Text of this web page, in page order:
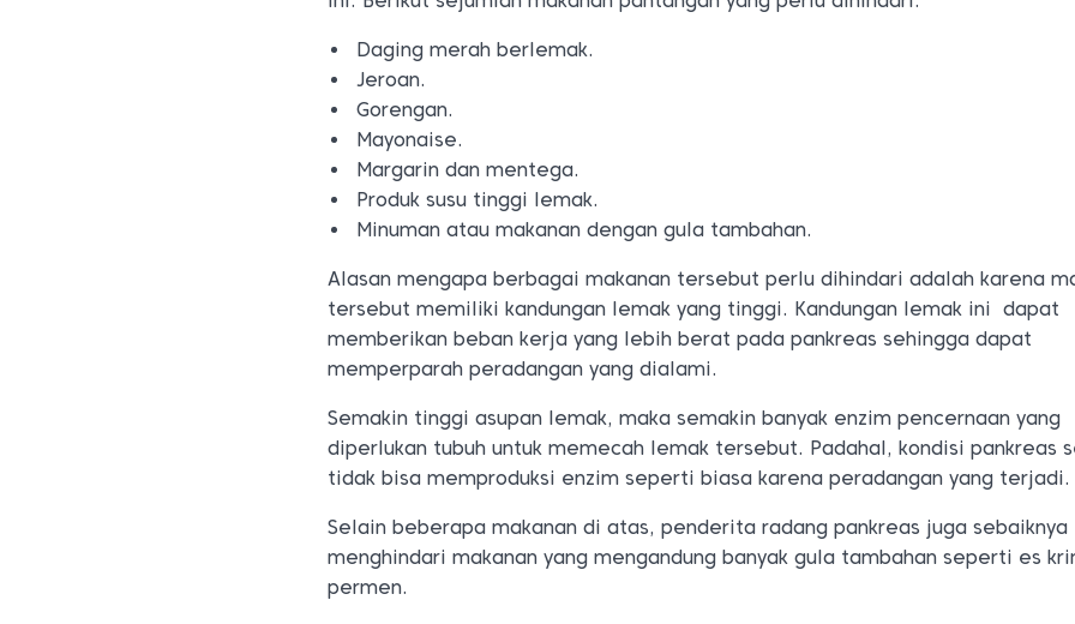
Daging merah berlemak.
Jeroan.
Gorengan.
Mayonaise.
Margarin dan mentega.
Produk susu tinggi lemak.
Minuman atau makanan dengan gula tambahan.
Alasan mengapa berbagai makanan tersebut perlu dihindari adalah karena
tersebut memiliki kandungan lemak yang tinggi. Kandungan lemak ini dapat
memberikan beban kerja yang lebih berat pada pankreas sehingga dapat
memperparah peradangan yang dialami.
Semakin tinggi asupan lemak, maka semakin banyak enzim pencernaan yang
diperlukan tubuh untuk memecah lemak tersebut. Padahal, kondisi pankreas
tidak bisa memproduksi enzim seperti biasa karena peradangan yang terjadi.
Selain beberapa makanan di atas, penderita radang pankreas juga sebaiknya
menghindari makanan yang mengandung banyak gula tambahan seperti es
permen.